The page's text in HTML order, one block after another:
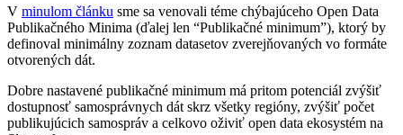
V minulom článku sme sa venovali téme chýbajúceho Open Data
Publikačného Minima (ďalej len “Publikačné minimum”), ktorý by
definoval minimálny zoznam datasetov zverejňovaných vo formáte
otvorených dát.
Dobre nastavené publikačné minimum má pritom potenciál zvýšiť
dostupnosť samosprávnych dát skrz všetky regióny, zvýšiť počet
publikujúcich samospráv a celkovo oživiť open data ekosystém na